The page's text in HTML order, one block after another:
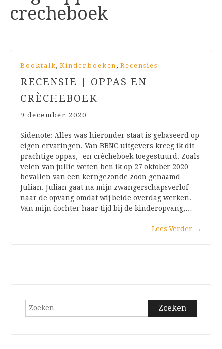
crecheboek
Booktalk , Kinderboeken , Recensies
RECENSIE | OPPAS EN
CRÈCHEBOEK
9 december 2020
Sidenote: Alles was hieronder staat is gebaseerd op
eigen ervaringen. Van BBNC uitgevers kreeg ik dit
prachtige oppas,- en crècheboek toegestuurd. Zoals
velen van jullie weten ben ik op 27 oktober 2020
bevallen van een kerngezonde zoon genaamd
Julian. Julian gaat na mijn zwangerschapsverlof
naar de opvang omdat wij beide overdag werken.
Van mijn dochter haar tijd bij de kinderopvang,…
Lees Verder →
Zoeken